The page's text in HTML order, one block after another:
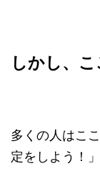
しかし、
多くの人はこ
定をしよう！